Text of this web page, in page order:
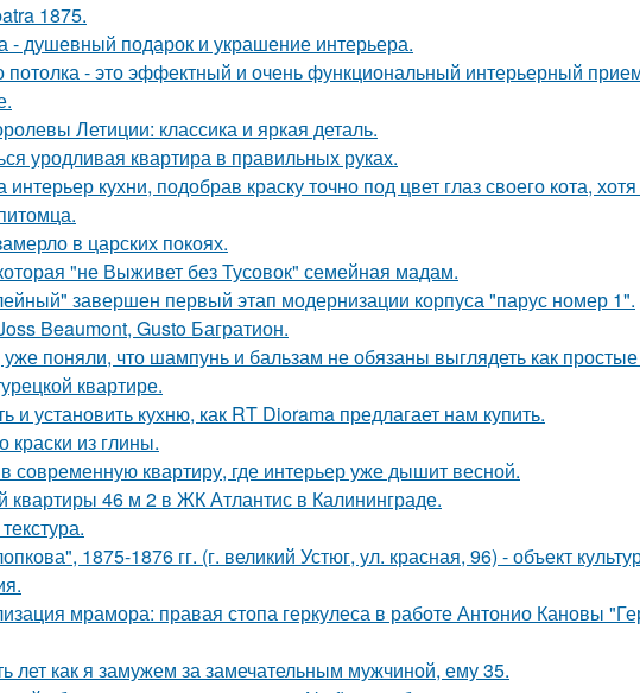
1875.
- душевный подарок и украшение интерьера.
потолка - это эффектный и очень функциональный интерьерный
Летиции: классика и яркая деталь.
уродливая квартира в правильных руках.
кухни, подобрав краску точно под цвет глаз своего кота,
в царских покоях.
"не Выживет без Тусовок" семейная мадам.
завершен первый этап модернизации корпуса "парус номер 1".
Beaumont, Gusto Багратион.
поняли, что шампунь и бальзам не обязаны выглядеть как
квартире.
и установить кухню, как RT Diorama предлагает нам купить.
краски из глины.
современную квартиру, где интерьер уже дышит весной.
квартиры 46 м 2 в ЖК Атлантис в Калининграде.
1875-1876 гг. (г. великий Устюг, ул. красная, 96) - объект
мрамора: правая стопа геркулеса в работе Антонио Кановы
лет как я замужем за замечательным мужчиной, ему 35.